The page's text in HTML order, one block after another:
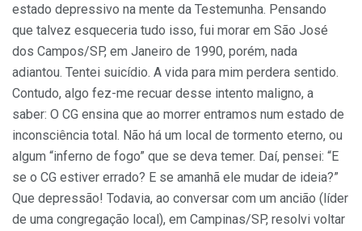
estado depressivo na mente da Testemunha. Pensando
que talvez esqueceria tudo isso, fui morar em São José
dos Campos/SP, em Janeiro de 1990, porém, nada
adiantou. Tentei suicídio. A vida para mim perdera sentido.
Contudo, algo fez-me recuar desse intento maligno, a
saber: O CG ensina que ao morrer entramos num estado de
inconsciência total. Não há um local de tormento eterno, ou
algum “inferno de fogo” que se deva temer. Daí, pensei: “E
se o CG estiver errado? E se amanhã ele mudar de ideia?”
Que depressão! Todavia, ao conversar com um ancião (líder
de uma congregação local), em Campinas/SP, resolvi voltar